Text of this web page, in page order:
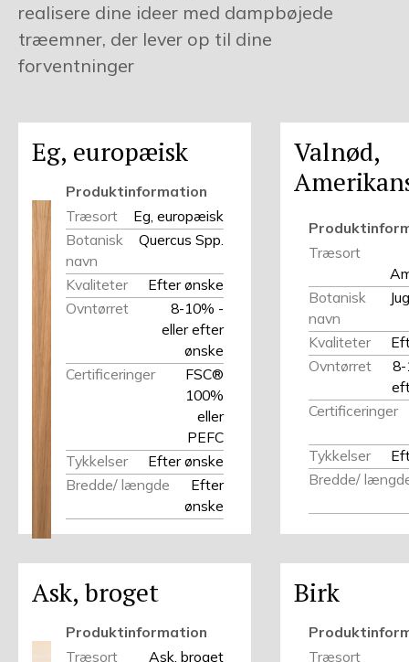
realisere dine ideer med dampbøjede
træemner, der lever op til dine
forventninger
Eg, europæisk
Produktinformation
Træsort
Eg, europæisk
Botanisk
navn
Quercus Spp.
Kvaliteter
Efter ønske
Ovntørret
8-10% -
eller efter
ønske
Certificeringer
FSC®
100%
eller
PEFC
Tykkelser
Efter ønske
Bredde/ længde
Efter
ønske
Valnød,
Træsort
Botanisk
navn
Kvaliteter
Ovntørret
8-
Certificeringer
Tykkelser
Bredde/
Ask, broget
Produktinformation
Træsort
Ask, broget
Birk
Træsort